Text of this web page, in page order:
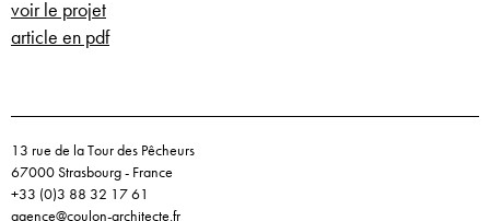
voir le projet
article en pdf
13 rue de la Tour des Pêcheurs
67000 Strasbourg - France
+33 (0)3 88 32 17 61
agence@coulon-architecte.fr